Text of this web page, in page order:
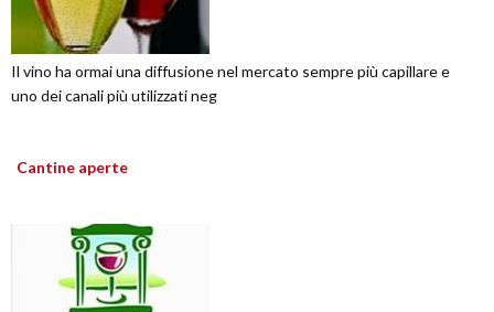
Il vino ha ormai una diffusione nel mercato sempre più capillare e
uno dei canali più utilizzati neg
Cantine aperte